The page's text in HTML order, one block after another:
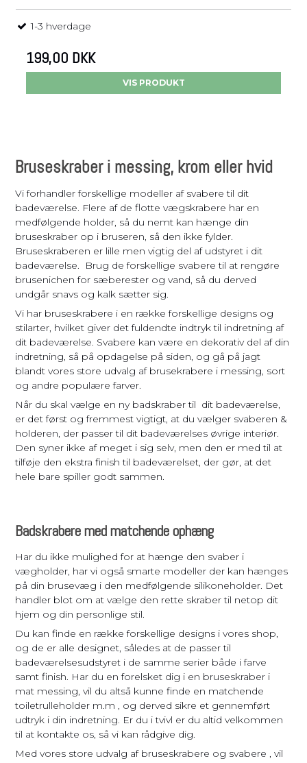
1-3 hverdage
199,00 DKK
VIS PRODUKT
Bruseskraber i messing, krom eller hvid
Vi forhandler forskellige modeller af svabere til dit
badeværelse. Flere af de flotte vægskrabere har en
medfølgende holder, så du nemt kan hænge din
bruseskraber op i bruseren, så den ikke fylder.
Bruseskraberen er lille men vigtig del af udstyret i dit
badeværelse. Brug de forskellige svabere til at rengøre
brusenichen for sæberester og vand, så du derved
undgår snavs og kalk sætter sig.
Vi har bruseskrabere i en række forskellige designs og
stilarter, hvilket giver det fuldendte indtryk til indretning af
dit badeværelse. Svabere kan være en dekorativ del af din
indretning, så på opdagelse på siden, og gå på jagt
blandt vores store udvalg af brusekrabere i messing, sort
og andre populære farver.
Når du skal vælge en ny badskraber til dit badeværelse,
er det først og fremmest vigtigt, at du vælger svaberen &
holderen, der passer til dit badeværelses øvrige interiør.
Den syner ikke af meget i sig selv, men den er med til at
tilføje den ekstra finish til badeværelset, der gør, at det
hele bare spiller godt sammen.
Badskrabere med matchende ophæng
Har du ikke mulighed for at hænge den svaber i
vægholder, har vi også smarte modeller der kan hænges
på din brusevæg i den medfølgende silikoneholder. Det
handler blot om at vælge den rette skraber til netop dit
hjem og din personlige stil.
Du kan finde en række forskellige designs i vores shop,
og de er alle designet, således at de passer til
badeværelsesudstyret i de samme serier både i farve
samt finish. Har du en forelsket dig i en bruseskraber i
mat messing, vil du altså kunne finde en matchende
toiletrulleholder m.m , og derved sikre et gennemført
udtryk i din indretning. Er du i tvivl er du altid velkommen
til at kontakte os, så vi kan rådgive dig.
Med vores store udvalg af bruseskrabere og svabere , vil